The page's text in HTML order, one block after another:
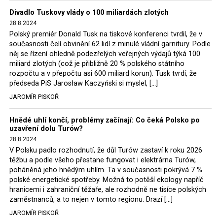
Hołownia, přímo řekli, že by se polská vláda měla
tomuto rozhodnutí podřídit.
Rozhodnutí polského ministra spravedlnosti jistě potěší
německé, české a polské ekology, ale i těžaře. Je těžké si
představit, že by o takové věci rozhodoval sám ministr
Bodnar. Musel získat politický souhlas vládnoucí koalice.
Stále jsou totiž platné argumenty Morawieckého vlády,
že důl i elektrárna jsou – kromě zabezpečování cca 7 %
polského energetického mixu – klíčovými podniky, spolu
se svými dceřinými společnostmi zaměstnávají cca pět
tisíc lidí. Navíc s činností dolu a elektrárny nepřímo
souvisí dalších několik desítek tisíc pracovních míst v
regionu. Zelená politika ale opět zvítězila.
Rozhodnutí polského ministra spravedlnosti jistě potěší
německé, české a polské ekology, kteří žalobu u
Divadlo Tuskovy vlády o 100 miliardách zlotých
28.8.2024
Polský premiér Donald Tusk na tiskové konferenci tvrdil, že v
současnosti čelí obvinění 62 lidí z minulé vládní garnitury. Podle
něj se řízení ohledně podezřelých veřejných výdajů týká 100
miliard zlotých (což je přibližně 20 % polského státního
rozpočtu a v přepočtu asi 600 miliard korun). Tusk tvrdí, že
předseda PiS Jarosław Kaczyński si myslel, […]
JAROMÍR PISKOŘ
Hnědé uhlí končí, problémy začínají: Co čeká Polsko po
uzavření dolu Turów?
28.8.2024
V Polsku padlo rozhodnutí, že důl Turów zastaví k roku 2026
těžbu a podle všeho přestane fungovat i elektrárna Turów,
poháněná jeho hnědým uhlím. Ta v současnosti pokrývá 7 %
polské energetické spotřeby. Možná to potěší ekology napříč
hranicemi i zahraniční těžaře, ale rozhodně ne tisíce polských
zaměstnanců, a to nejen v tomto regionu. Drazí […]
JAROMÍR PISKOŘ